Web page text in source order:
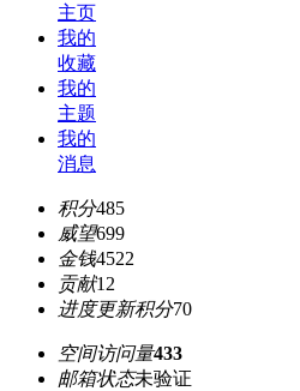
主页
我的
收藏
我的
主题
我的
消息
积分485
威望699
金钱4522
贡献12
进度更新积分70
空间访问量433
邮箱状态未验证